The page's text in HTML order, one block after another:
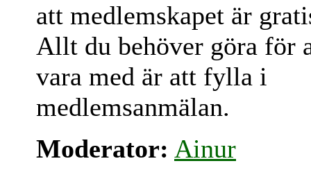
att medlemskapet är
Allt du behöver göra för
vara med är att fylla i
medlemsanmälan.
Moderator: Ainur